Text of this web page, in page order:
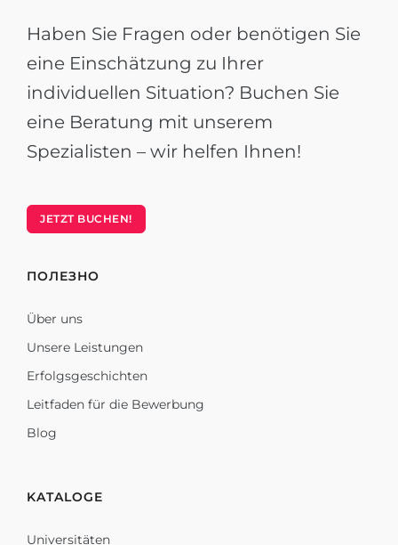
Haben Sie Fragen oder benötigen Sie
eine Einschätzung zu Ihrer
individuellen Situation? Buchen Sie
eine Beratung mit unserem
Spezialisten – wir helfen Ihnen!
JETZT BUCHEN!
ПОЛЕЗНО
Über uns
Unsere Leistungen
Erfolgsgeschichten
Leitfaden für die Bewerbung
Blog
KATALOGE
Universitäten